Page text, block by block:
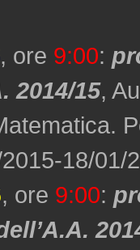
, ore 9:00:
2014/15,
18/01/
, ore 9:00: